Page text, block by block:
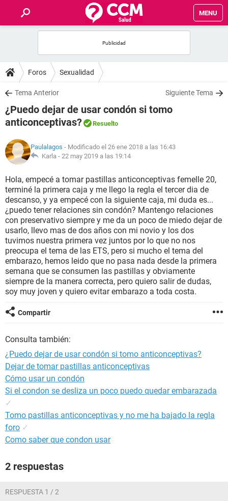
MENU
FOROS
SALUD
FAMILIA
NUTRICIÓN
SEXUALIDAD
GLOSARIO
Foros Sexualidad
Tema Anterior Siguiente Tema
¿Puedo dejar de usar condón si tomo
anticonceptivas?
Resuelto
Paulalagos - Modificado el 26 ene 2018 a las 16:43
Karla - 22 may 2019 a las 19:14
Hola, empecé a tomar pastillas anticonceptivas femelle 20,
terminé la primera caja y me llego la regla el tercer dia de
descanso, y ya empecé con la siguiente caja, mi duda es...
¿puedo tener relaciones sin condón? Mantengo relaciones
con preservativo siempre y me da un poco de miedo dejar de
usarlo, llevo mas de dos años con mi novio y los dos
tuvimos nuestra primera vez juntos por lo que no nos
preocupa el tema de las ETS, pero si mucho el tema del
embarazo, hemos leido que no pasa nada desde la primera
semana que se consumen las pastillas y obviamente
siempre de la manera correcta, pero quiero salir de dudas,
soy muy joven y quiero evitar embarazo a toda costa.
Compartir
Consulta también:
¿Puedo dejar de usar condón si tomo anticonceptivas?
Dejar de tomar pastillas anticonceptivas
Cómo usar un condón
Si el condon se desliza un poco puedo quedar embarazada
✓
Tomo pastillas anticonceptivas y no me ha bajado la regla
foro ✓
Como saber que condon usar
2 respuestas
RESPUESTA 1 / 2